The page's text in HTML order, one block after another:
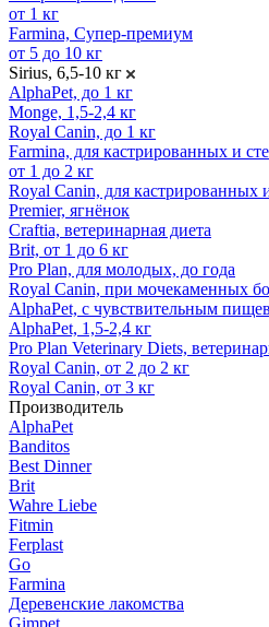
от 1 кг
Farmina, Супер-премиум
от 5 до 10 кг
Sirius, 6,5-10 кг
AlphaPet, до 1 кг
Monge, 1,5-2,4 кг
Royal Canin, до 1 кг
Farmina, для кастрированных и
от 1 до 2 кг
Royal Canin, для кастрированных
Premier, ягнёнок
Craftia, ветеринарная диета
Brit, от 1 до 6 кг
Pro Plan, для молодых, до года
Royal Canin, при мочекаменных
AlphaPet, с чувствительным
AlphaPet, 1,5-2,4 кг
Pro Plan Veterinary Diets,
Royal Canin, от 2 до 2 кг
Royal Canin, от 3 кг
Производитель
AlphaPet
Banditos
Best Dinner
Brit
Wahre Liebe
Fitmin
Ferplast
Go
Farmina
Деревенские лакомства
Gimpet